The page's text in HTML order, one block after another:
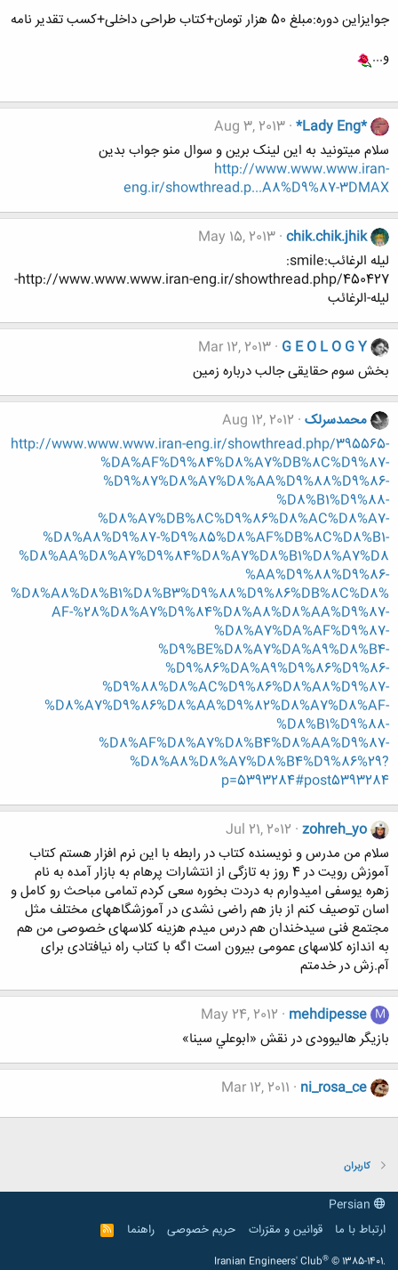
جوایزاین دوره:مبلغ 50 هزار تومان+کتاب طراحی داخلی+کسب تقدیر نامه
و...
*Lady Eng*
Aug 3, 2013
سلام میتونید به این لینک برین و سوال منو جواب بدین
http://www.www.www.iran-
eng.ir/showthread.p...A8%D9%87-3DMAX
chik.chik.jhik
May 15, 2013
لیله الرغائب:smile:
http://www.www.www.iran-eng.ir/showthread.php/450427-
لیله-الرغائب
G E O L O G Y
Mar 12, 2013
بخش سوم حقایقی جالب درباره زمین
محمدسرلک Aug 12, 2012
http://www.www.www.iran-eng.ir/showthread.php/395565-
%DA%AF%D9%84%D8%A7%DB%8C%D9%87-
%D9%87%D8%A7%D8%AA%D9%88%D9%86-
%D8%B1%D9%88-
%D8%A7%DB%8C%D9%86%D8%AC%D8%A7-
%D8%A8%D9%87-%D9%85%D8%AF%DB%8C%D8%B1-
%D8%AA%D8%A7%D9%84%D8%A7%D8%B1%D8%A7%D8
%AA%D9%88%D9%86-
%D8%A8%D8%B1%D8%B3%D9%88%D9%86%DB%8C%D8%
AF-%28%D8%A7%D9%84%D8%A8%D8%AA%D9%87-
%D8%A7%DA%AF%D9%87-
%D9%BE%D8%A7%DA%A9%D8%B4-
%D9%86%DA%A9%D9%86%D9%86-
%D9%88%D8%AC%D9%86%D8%A8%D9%87-
%D8%A7%D9%86%D8%AA%D9%82%D8%A7%D8%AF-
%D8%B1%D9%88-
%D8%AF%D8%A7%D8%B4%D8%AA%D9%87-
%D8%A8%D8%A7%D8%B4%D9%86%29?
p=5393284#post5393284
zohreh_yo
Jul 21, 2012
سلام من مدرس و نویسنده کتاب در رابطه با این نرم افزار هستم کتاب
آموزش رویت در 4 روز به تازگی از انتشارات پرهام به بازار آمده به نام
زهره یوسفی امیدوارم به دردت بخوره سعی کردم تمامی مباحث رو کامل و
اسان توصیف کنم از باز هم راضی نشدی در آموزشگاههای مختلف مثل
مجتمع فنی سیدخندان هم درس میدم هزینه کلاسهای خصوصی من هم
به اندازه کلاسهای عمومی بیرون است اگه با کتاب راه نیافتادی برای
آم.زش در خدمتم
M
mehdipesse
May 24, 2012
بازیگر هالیوودی در نقش «ابوعلي سينا»
ni_rosa_ce
Mar 12, 2011
کاربران
ارتباط با ما
قوانین و مقرّرات حریم خصوصی راهنما
R
S
Iranian Engineers' Club® © 1385-1401.